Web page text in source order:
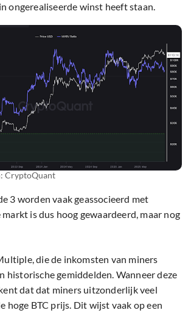
ongerealiseerde winst heeft staan.
CryptoQuant
3 worden vaak geassocieerd met
is dus hoog gewaardeerd, maar nog
die de inkomsten van miners
historische gemiddelden. Wanneer deze
dat dat miners uitzonderlijk veel
hoge BTC prijs. Dit wijst vaak op een